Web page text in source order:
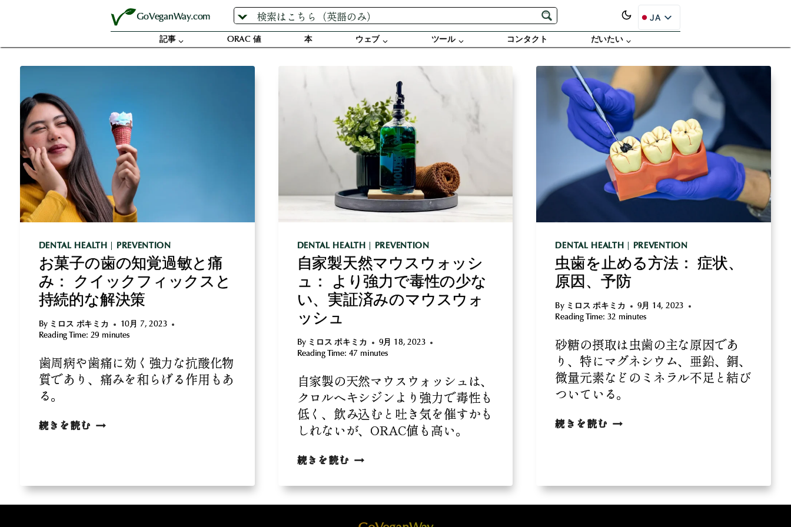
GoVeganWay.com
JA
EN
FR
RU
SR
記事 ORAC 値 本 ウェブ ツール コンタクト だいたい
DENTAL HEALTH PREVENTION
お菓子の歯の知覚過敏と痛
み： クイックフィックスと
持続的な解決策
By ミロス ポキミカ
10月 7, 2023
Reading Time: 29 minutes
歯周病や歯痛に効く強力な抗酸化物
質であり、痛みを和らげる作用もあ
る。
続きを読む お
の
知
DENTAL HEALTH PREVENTION
自家製天然マウスウォッシ
ュ： より強力で毒性の少な
い、実証済みのマウスウォ
ッシュ
By ミロス ポキミカ
9月 18, 2023
Reading Time: 47 minutes
自家製の天然マウスウォッシュは、
クロルヘキシジンより強力で毒性も
低く、飲み込むと吐き気を催すかも
しれないが、ORAC値も高い。
続きを読む 自
製
天
マ
DENTAL HEALTH PREVENTION
虫歯を止める方法： 症状、
原因、予防
By ミロス ポキミカ
9月 14, 2023
Reading Time: 32 minutes
砂糖の摂取は虫歯の主な原因であ
り、特にマグネシウム、亜鉛、銅、
微量元素などのミネラル不足と結び
ついている。
続きを読む 虫
る
方